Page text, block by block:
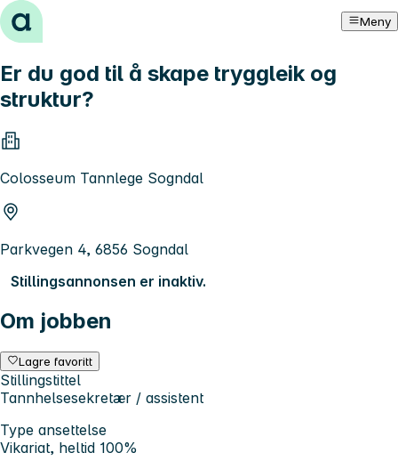
Hopp til innhold Meny
Er du god til å skape tryggleik og
struktur?
Colosseum Tannlege Sogndal
Parkvegen 4, 6856 Sogndal
Stillingsannonsen er inaktiv.
Om jobben
Lagre favoritt
Stillingstittel
Tannhelsesekretær / assistent
Type ansettelse
Vikariat, heltid 100%